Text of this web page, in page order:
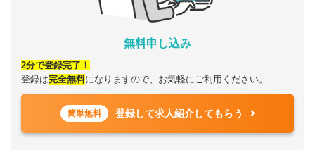
無料申し込み
2分で登録完了！
登録は完全無料になりますので、お気軽にご利用ください。
簡単無料 登録して求人紹介してもらう